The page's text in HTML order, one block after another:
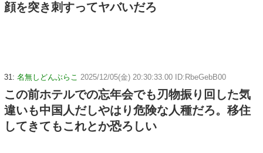
顔を突き刺すってヤバいだろ
31: 名無しどんぶらこ 2025/12/05(金) 20:30:33.00 ID:RbeGebB00
この前ホテルでの忘年会でも刃物振り回した気
違いも中国人だしやはり危険な人種だろ。移住
してきてもこれとか恐ろしい